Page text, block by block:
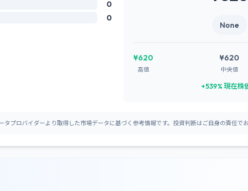
0
0
None
¥620
高値
¥620
中央値
+539% 現在株
タプロバイダーより取得した市場データに基づく参考情報です。投資判断はご自身の責任でお